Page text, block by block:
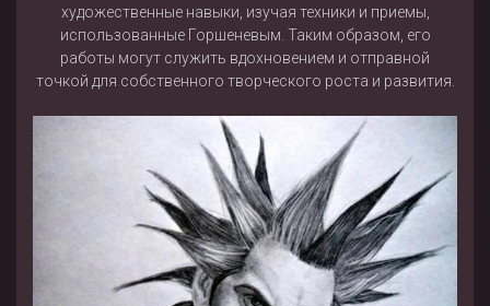
художественные навыки, изучая техники и приемы,
использованные Горшеневым. Таким образом, его
работы могут служить вдохновением и отправной
точкой для собственного творческого роста и развития.